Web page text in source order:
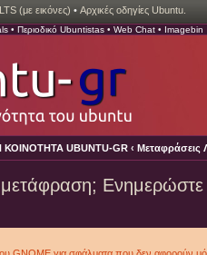
(με εικόνες) • Αρχικές οδηγίες Ubuntu.
• Περιοδικό Ubuntistas • Web Chat • Imagebin
ΚΟΙΝΟΤΗΤΑ UBUNTU-GR ‹ Μεταφράσεις
GNOME για σφάλματα που δεν αφορούν